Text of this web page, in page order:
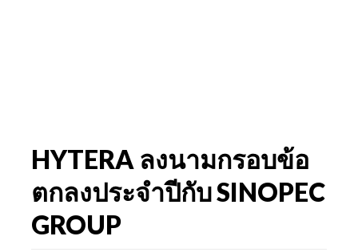
HYTERA ลงนามกรอบข้อ
ตกลงประจำปีกับ SINOPEC
GROUP